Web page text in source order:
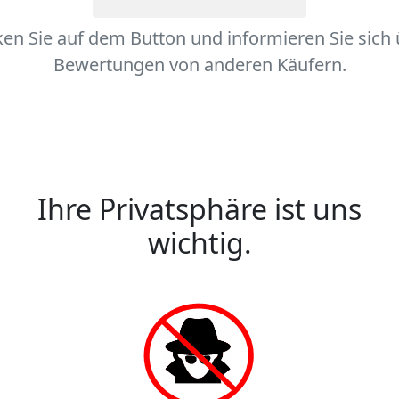
Sie auf dem Button und informieren Sie sich
Bewertungen von anderen Käufern.
Ihre Privatsphäre ist uns
wichtig.